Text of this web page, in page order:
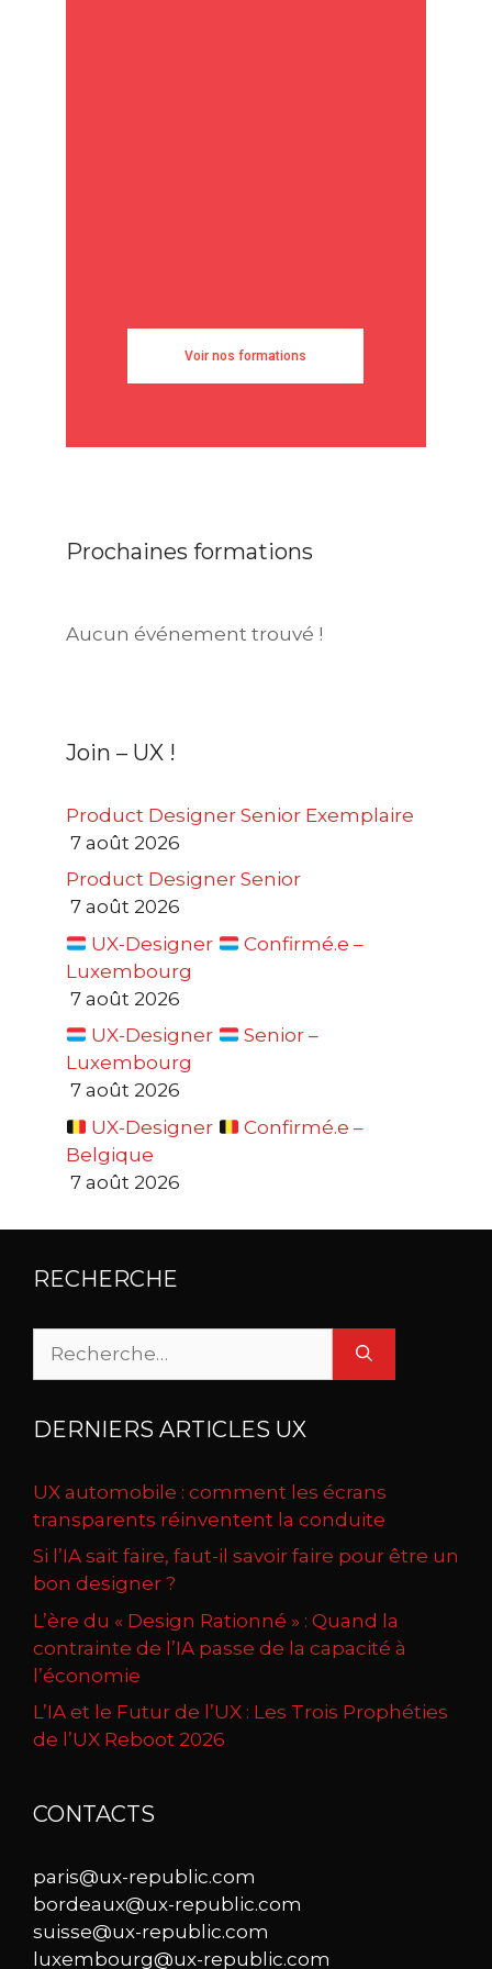
Voir nos formations
Prochaines formations
Aucun événement trouvé !
Join – UX !
Product Designer Senior Exemplaire
7 août 2026
Product Designer Senior
7 août 2026
UX-Designer
Confirmé.e –
Luxembourg
7 août 2026
UX-Designer
Senior –
Luxembourg
7 août 2026
UX-Designer
Confirmé.e –
Belgique
7 août 2026
RECHERCHE
DERNIERS ARTICLES UX
UX automobile : comment les écrans
transparents réinventent la conduite
Si l’IA sait faire, faut-il savoir faire pour être un
bon designer ?
L’ère du « Design Rationné » : Quand la
contrainte de l’IA passe de la capacité à
l’économie
L’IA et le Futur de l’UX : Les Trois Prophéties
de l’UX Reboot 2026
CONTACTS
paris@ux-republic.com
bordeaux@ux-republic.com
suisse@ux-republic.com
luxembourg@ux-republic.com